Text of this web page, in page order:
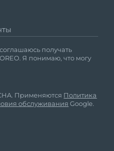
получать
Я понимаю, что могу
Применяются Политика
обслуживания Google.